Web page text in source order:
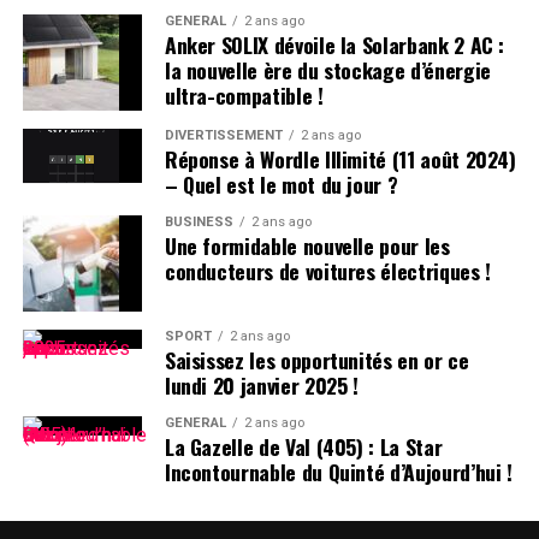
climat. »
d’identifier une bonne affaire. Heureusement, notre
équipe d’experts apple scrute Internet tout au long de
l’année pour dénicher les meilleures offres sur le
MacBook pro ainsi que sur le MacBook Air qui présente
également plusieurs similitudes avec son homologue
pro.
Comparaison des Prix Actuels
Vous trouverez ci-dessous des tableaux comparatifs
affichant les meilleurs prix actuels pour chaque modèle
standard du MacBook Pro (y compris ceux mis en vente
depuis le 8 novembre). Des offres sont également
disponibles pour certains modèles désormais
discontinués tant qu’ils restent en stock chez divers
détaillants.
Aperçu des Meilleures Offres Actuelles
GÉNÉRAL 2 ans ago
Anker SOLIX dévoile la Solarbank 2 AC :
la nouvelle ère du stockage d’énergie
ultra-compatible !
DIVERTISSEMENT 2 ans ago
Réponse à Wordle Illimité (11 août 2024)
– Quel est le mot du jour ?
BUSINESS 2 ans ago
Une formidable nouvelle pour les
conducteurs de voitures électriques !
SPORT 2 ans ago
Saisissez les opportunités en or ce
lundi 20 janvier 2025 !
GÉNÉRAL 2 ans ago
La Gazelle de Val (405) : La Star
Incontournable du Quinté d’Aujourd’hui !